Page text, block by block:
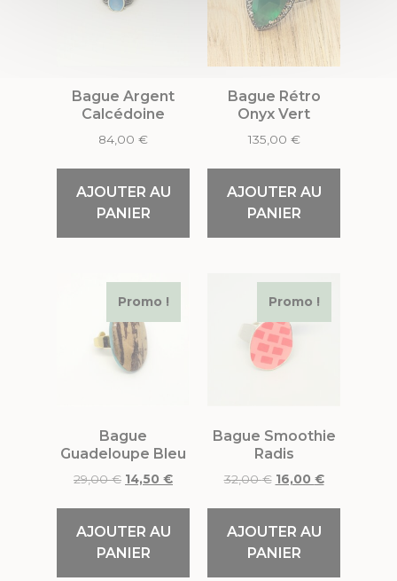
Bague Argent
Calcédoine
84,00 €
AJOUTER AU
PANIER
Bague Rétro
Onyx Vert
135,00 €
AJOUTER AU
PANIER
Promo !
Bague
Guadeloupe Bleu
29,00€ 14,50 €
AJOUTER AU
PANIER
Promo !
Bague Smoothie
Radis
32,00€ 16,00 €
AJOUTER AU
PANIER